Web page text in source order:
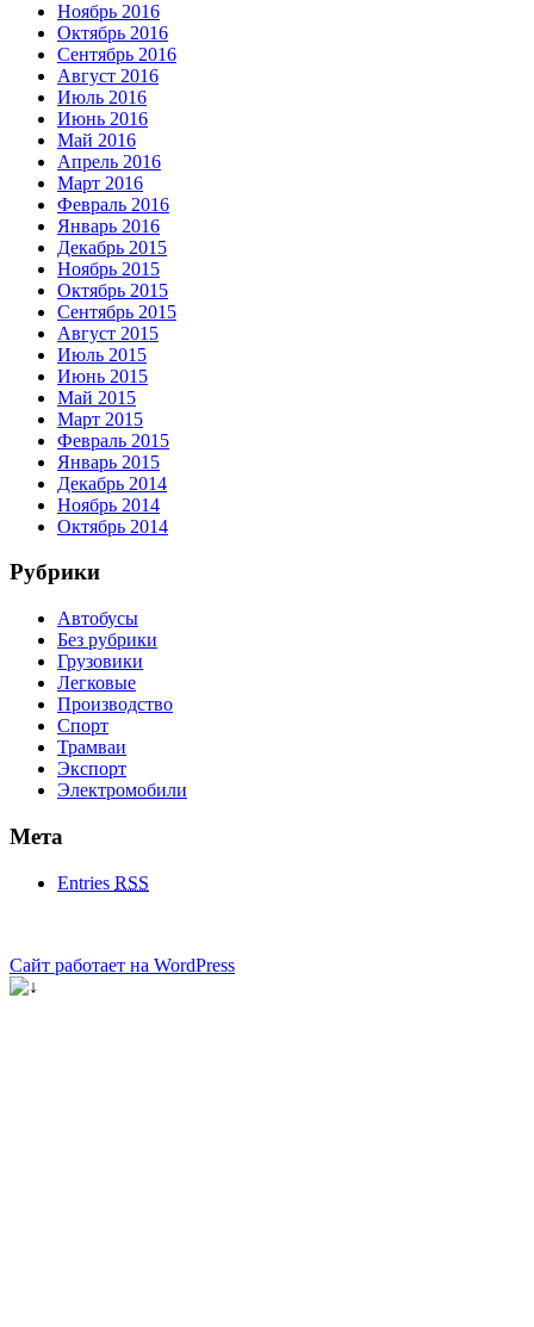
Ноябрь 2016
Октябрь 2016
Сентябрь 2016
Август 2016
Июль 2016
Июнь 2016
Май 2016
Апрель 2016
Март 2016
Февраль 2016
Январь 2016
Декабрь 2015
Ноябрь 2015
Октябрь 2015
Сентябрь 2015
Август 2015
Июль 2015
Июнь 2015
Май 2015
Март 2015
Февраль 2015
Январь 2015
Декабрь 2014
Ноябрь 2014
Октябрь 2014
Рубрики
Автобусы
Без рубрики
Грузовики
Легковые
Производство
Спорт
Трамваи
Экспорт
Электромобили
Мета
Entries RSS
Сайт работает на WordPress